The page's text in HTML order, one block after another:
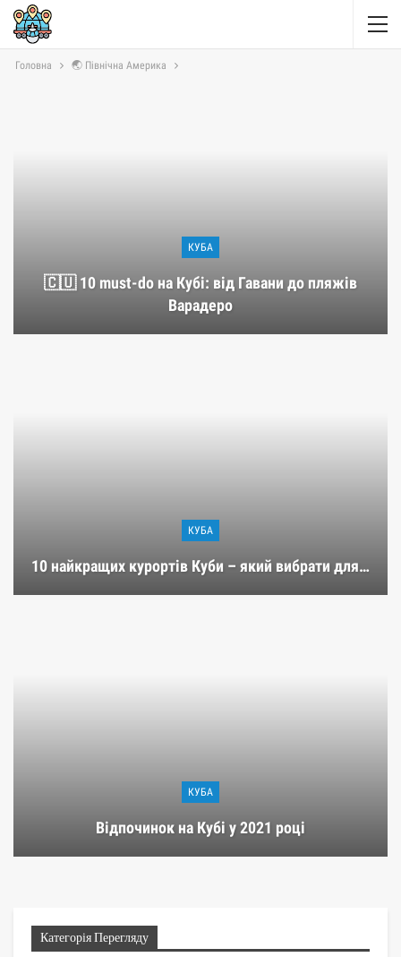
Головна 🌏 Північна Америка
КУБА
🇨🇺 10 must-do на Кубі: від Гавани до пляжів
Варадеро
КУБА
10 найкращих курортів Куби – який вибрати для…
КУБА
Відпочинок на Кубі у 2021 році
Категорія Перегляду